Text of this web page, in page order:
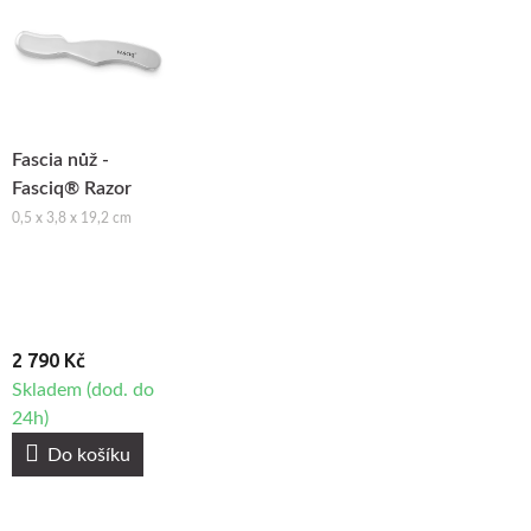
Fascia nůž -
Fasciq® Razor
0,5 x 3,8 x 19,2 cm
2 790 Kč
Skladem (dod. do
24h)
Do košíku